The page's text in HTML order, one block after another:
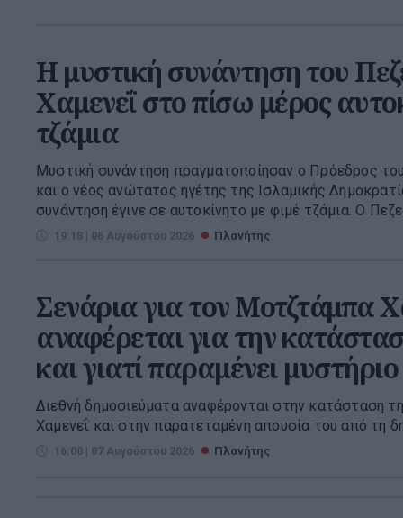
Η μυστική συνάντηση του
Χαμενεΐ στο πίσω μέρος
τζάμια
Μυστική συνάντηση πραγματοποίησαν ο Πρόεδρος
και ο νέος ανώτατος ηγέτης της Ισλαμικής
συνάντηση έγινε σε αυτοκίνητο με φιμέ τζάμια. Ο
19:18 | 06 Αυγούστου 2026 Πλανήτης
Σενάρια για τον Μοτζτάμπα
αναφέρεται για την
και γιατί παραμένει μυστήριο
Διεθνή δημοσιεύματα αναφέρονται στην κατάσταση
Χαμενεΐ και στην παρατεταμένη απουσία του από τη
16:00 | 07 Αυγούστου 2026 Πλανήτης